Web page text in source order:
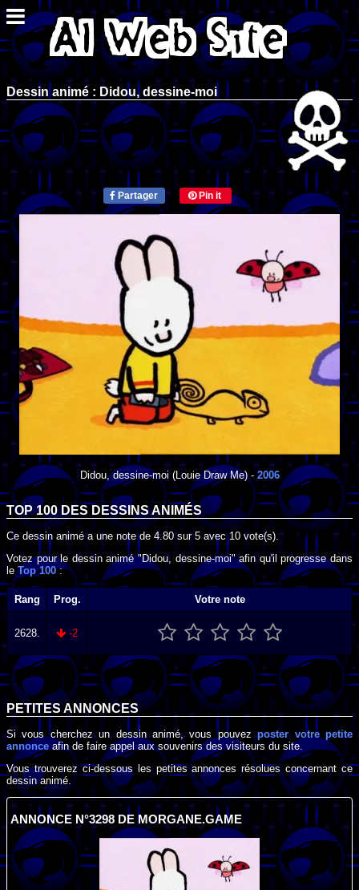
Dessin animé : Didou, dessine-moi
Partager Pin it
Didou, dessine-moi (Louie Draw Me) - 2006
TOP 100 DES DESSINS ANIMÉS
Ce dessin animé a une note de 4.80sur5 avec10 vote(s).
Votez pour le dessin animé "Didou, dessine-moi" afin qu'il progresse dans
leTop 100:
Rang Prog. Votre note
2628. -2
PETITES ANNONCES
Si vous cherchez un dessin animé, vous pouvezposter votre petite
annonce afin de faire appel aux souvenirs des visiteurs du site.
Vous trouverez ci-dessous les petites annonces résolues concernant ce
dessin animé.
ANNONCE N°3298 DE MORGANE.GAME